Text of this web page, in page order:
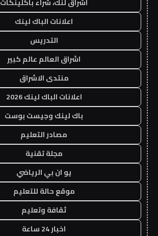
اعلانات الباك لينك
التدريس
اشراق العالم عالم كبير
منتدى الاشراق
اعلانات الباك لينك 2026
باك لينك وجيست بوست
مصادر التعليم
مجلة تقنية
يو ان بي الرياضي
موقع حالة للتعليم
ثقافة وتعليم
اخبار 24 ساعة